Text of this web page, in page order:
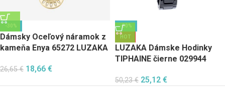
-30%
Dámsky Oceľový náramok z
kameňa Enya 65272 LUZAKA
26,65€ 18,66 €
-50%
HOT
LUZAKA Dámske Hodinky
TIPHAINE čierne 029944
50,23€ 25,12 €